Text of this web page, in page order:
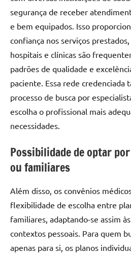
segurança de receber
e bem equipados. Isso
confiança nos serviços
hospitais e clínicas são
padrões de qualidade e
paciente. Essa rede credenciada
processo de busca por
escolha o profissional mais
necessidades.
Possibilidade de optar
ou familiares
Além disso, os convênios
flexibilidade de escolha entre
familiares, adaptando-se assim
contextos pessoais. Para quem
apenas para si, os planos